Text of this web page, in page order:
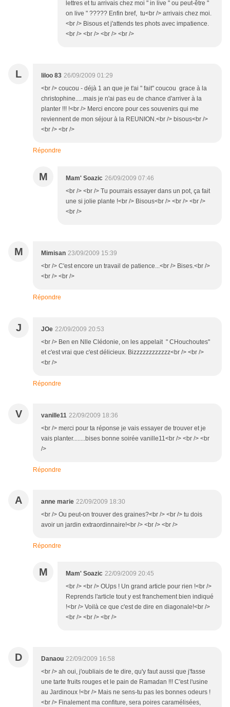
lettres et tu arrivais chez moi " in live " ou peut-être "
on live " ????? Enfin bref, tu<br /> arrivais chez moi.
<br /> Bisous et j'attends tes phots avec impatience.
<br /> <br /> <br /> <br />
L liloo 83 26/09/2009 01:29
<br /> coucou - déjà 1 an que je t'ai " fait" coucou grace à la
christophine.....mais je n'ai pas eu de chance d'arriver à la
planter !!! !<br /> Merci encore pour ces souvenirs qui me
reviennent de mon séjour à la REUNION.<br /> bisous<br />
<br /> <br />
Répondre
M Mam' Soazic 26/09/2009 07:46
<br /> <br /> Tu pourrais essayer dans un pot, ça fait
une si jolie plante !<br /> Bisous<br /> <br /> <br />
<br />
M Mimisan 23/09/2009 15:39
<br /> C'est encore un travail de patience...<br /> Bises.<br />
<br /> <br />
Répondre
J JOe 22/09/2009 20:53
<br /> Ben en Nlle Clédonie, on les appelait " CHouchoutes"
et c'est vrai que c'est délicieux. Bizzzzzzzzzzzz<br /> <br />
<br />
Répondre
V vanille11 22/09/2009 18:36
<br /> merci pour ta réponse je vais essayer de trouver et je
vais planter........bises bonne soirée vanille11<br /> <br /> <br
/>
Répondre
A anne marie 22/09/2009 18:30
<br /> Ou peut-on trouver des graines?<br /> <br /> tu dois
avoir un jardin extraordinnaire!<br /> <br /> <br />
Répondre
M Mam' Soazic 22/09/2009 20:45
<br /> <br /> OUps ! Un grand article pour rien !<br />
Reprends l'article tout y est franchement bien indiqué
!<br /> Voilà ce que c'est de dire en diagonale!<br />
<br /> <br /> <br />
D Danaou 22/09/2009 16:58
<br /> ah oui, j'oubliais de te dire, qu'y faut aussi que j'fasse
une tarte fruits rouges et le pain de Ramadan !!! C'est l'usine
au Jardinoux !<br /> Mais ne sens-tu pas les bonnes odeurs !
<br /> Finalement ma confiture, sera poires caramélisées,